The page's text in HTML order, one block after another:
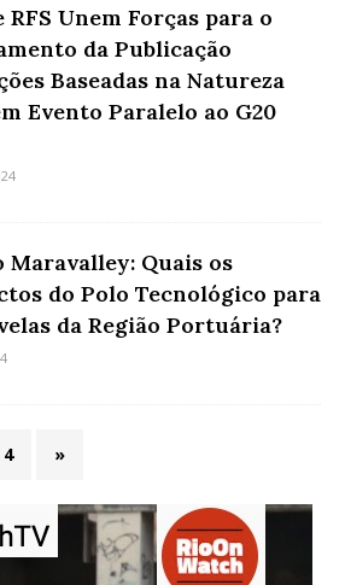
RFS Unem Forças para o
da Publicação
Baseadas na Natureza
Evento Paralelo ao G20
Maravalley: Quais os
do Polo Tecnológico para
da Região Portuária?
4 »